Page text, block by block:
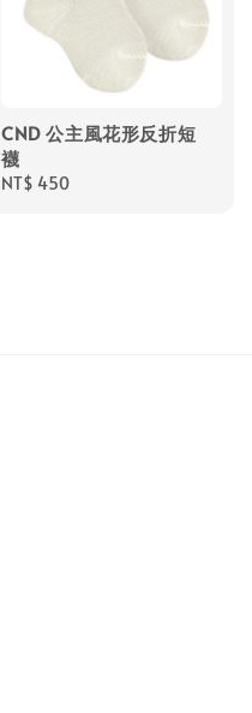
CND 公主風花形反折短
襪
Regular
NT$ 450